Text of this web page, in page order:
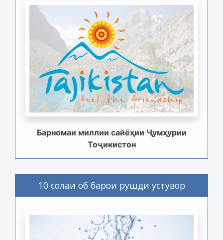
Барномаи миллии сайёҳии Ҷумҳурии
Тоҷикистон
10 солаи об барои рушди устувор